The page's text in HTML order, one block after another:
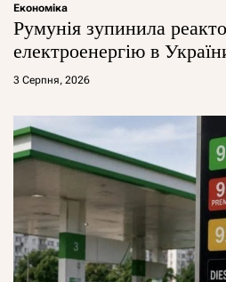
Економіка
Румунія зупинила
електроенергію в
3 Серпня, 2026